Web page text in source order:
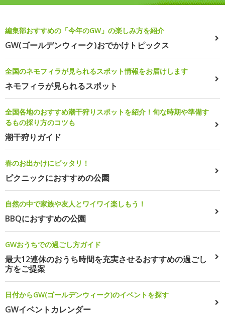
編集部おすすめの「今年のGW」の楽しみ方を紹介
GW(ゴールデンウィーク)おでかけトピックス
全国のネモフィラが見られるスポット情報をお届けします
ネモフィラが見られるスポット
全国各地のおすすめ潮干狩りスポットを紹介！旬な時期や準備す
るもの採り方のコツも
潮干狩りガイド
春のお出かけにピッタリ！
ピクニックにおすすめの公園
自然の中で家族や友人とワイワイ楽しもう！
BBQにおすすめの公園
GWおうちでの過ごし方ガイド
最大12連休のおうち時間を充実させるおすすめの過ごし
方をご提案
日付からGW(ゴールデンウィーク)のイベントを探す
GWイベントカレンダー